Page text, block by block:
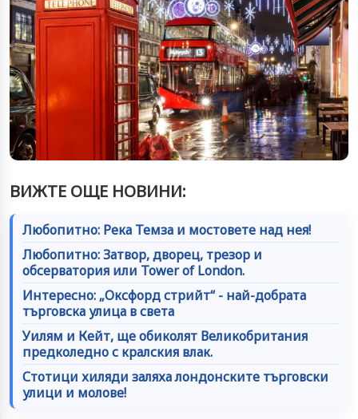
ВИЖТЕ ОЩЕ НОВИНИ:
Любопитно: Река Темза и мостовете над нея!
Любопитно: Затвор, дворец, трезор и
обсерватория или Tower of London.
Интересно: „Оксфорд стрийт“ - най-добрата
търговска улица в света
Уилям и Кейт, ще обиколят Великобритания
предколедно с кралския влак.
Стотици хиляди заляха лондонските търговски
улици и молове!